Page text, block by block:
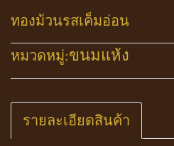
ทองม้วนรสเค็มอ่อน
หมวดหมู่:ขนมแห้ง
รายละเอียดสินค้า